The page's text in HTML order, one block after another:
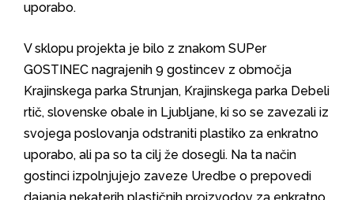
uporabo.
V sklopu projekta je bilo z znakom SUPer
GOSTINEC nagrajenih 9 gostincev z območja
Krajinskega parka Strunjan, Krajinskega parka Debeli
rtič, slovenske obale in Ljubljane, ki so se zavezali iz
svojega poslovanja odstraniti plastiko za enkratno
uporabo, ali pa so ta cilj že dosegli. Na ta način
gostinci izpolnjujejo zaveze Uredbe o prepovedi